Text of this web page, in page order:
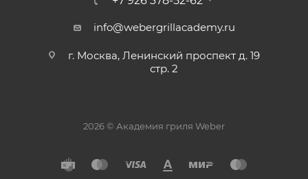
info@webergrillacademy.ru
г. Москва, Ленинский проспект д. 19
стр. 2
2026 © Академия гриля Weber